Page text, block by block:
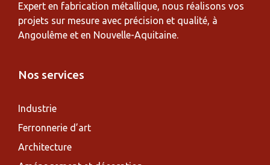
t
i
Expert en fabrication métallique, nous réalisons vos
projets sur mesure avec précision et qualité, à
Angoulême et en Nouvelle-Aquitaine.
Nos services
Industrie
Ferronnerie d’art
Architecture